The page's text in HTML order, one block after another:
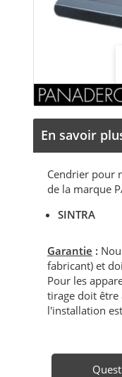
En savoir
Cendrier pour
de la marque
SINTRA
Garantie :
fabricant) et
Pour les
tirage doit être
l'installation